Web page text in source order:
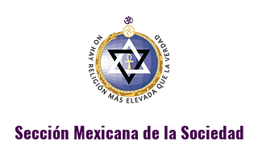
Sección Mexicana de la Sociedad